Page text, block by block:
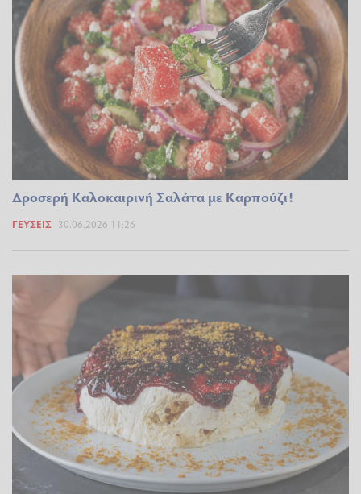
Δροσερή Καλοκαιρινή Σαλάτα με Καρπούζι!
ΓΕΎΣΕΙΣ 30.06.2026 11:26